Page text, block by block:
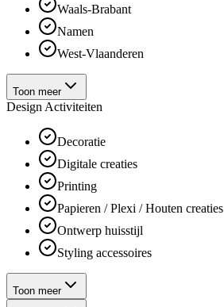
Waals-Brabant
Namen
West-Vlaanderen
Toon meer
Design Activiteiten
Decoratie
Digitale creaties
Printing
Papieren / Plexi / Houten creaties
Ontwerp huisstijl
Styling accessoires
Toon meer